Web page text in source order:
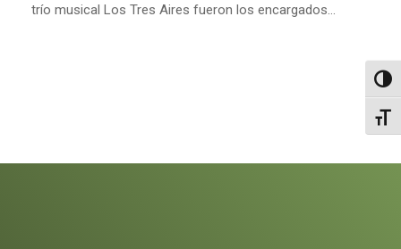
trío musical Los Tres Aires fueron los encargados...